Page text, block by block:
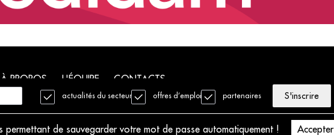
actualités du secteur offres d’emploi partenaires S'inscrire
permettant de sauvegarder votre mot de passe automatiquement ! Accepter
À PROPOS L'ÉQUIPE CONTACTS
Politique de cookies